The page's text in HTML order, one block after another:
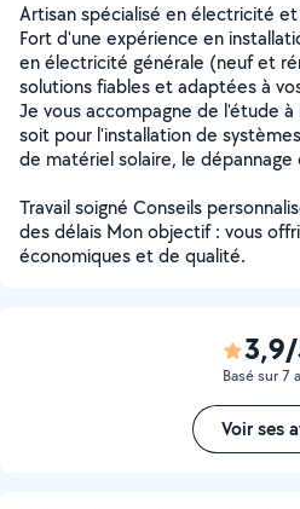
Artisan spécialisé en électricité
Fort d'une expérience en
en électricité générale (neuf et
solutions fiables et adaptées à
Je vous accompagne de l'étude
soit pour l'installation de
de matériel solaire, le
Travail soigné Conseils
des délais Mon objectif : vous
économiques et de qualité.
Basé sur 7
Voir ses